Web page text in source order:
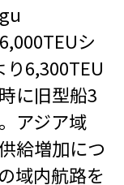
シ
6,300TEU
に旧型船3
アジア域
給増加につ
域内航路を